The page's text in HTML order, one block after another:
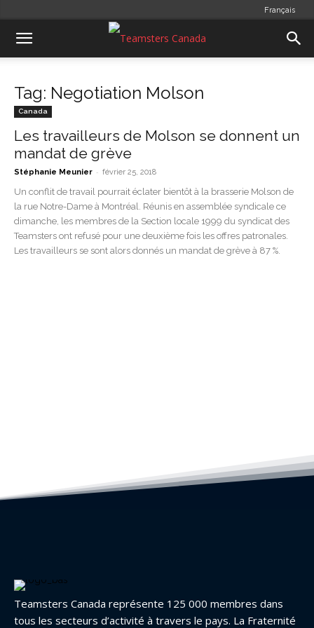
Français
Tag: Negotiation Molson
Canada
Les travailleurs de Molson se donnent un
mandat de grève
Stéphanie Meunier - février 25, 2018
Un conflit de travail pourrait éclater bientôt à la brasserie Molson de
la rue Notre-Dame à Montréal. Réunis en assemblée syndicale ce
dimanche, les membres de la Section locale 1999 du syndicat des
Teamsters ont refusé pour une deuxième fois les offres patronales.
Les travailleurs se sont alors donnés un mandat de grève à 87 %.
Teamsters Canada représente 125 000 membres dans
tous les secteurs d’activité à travers le pays. La Fraternité